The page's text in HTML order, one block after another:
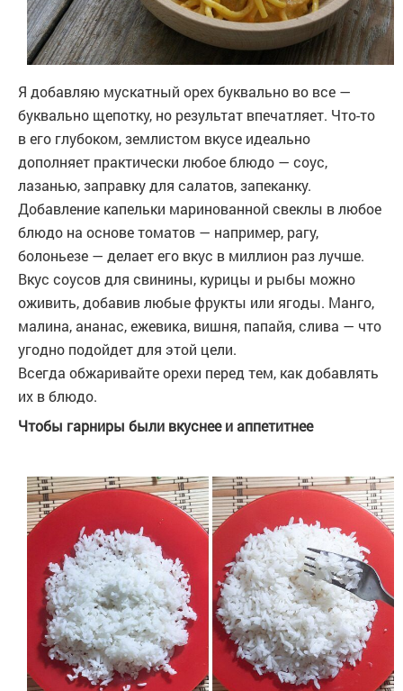
Я добавляю мускатный орех буквально во все —
буквально щепотку, но результат впечатляет. Что-то
в его глубоком, землистом вкусе идеально
дополняет практически любое блюдо — соус,
лазанью, заправку для салатов, запеканку.
Добавление капельки маринованной свеклы в любое
блюдо на основе томатов — например, рагу,
болоньезе — делает его вкус в миллион раз лучше.
Вкус соусов для свинины, курицы и рыбы можно
оживить, добавив любые фрукты или ягоды. Манго,
малина, ананас, ежевика, вишня, папайя, слива — что
угодно подойдет для этой цели.
Всегда обжаривайте орехи перед тем, как добавлять
их в блюдо.
Чтобы гарниры были вкуснее и аппетитнее